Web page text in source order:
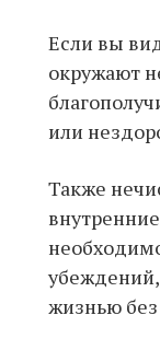
Если вы
окружают
или
Также
жизнью без